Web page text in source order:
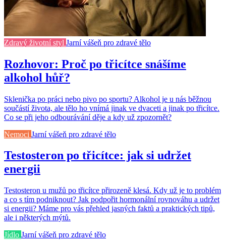
Zdravý životní styl Jarní vášeň pro zdravé tělo
Rozhovor: Proč po třicítce snášíme
alkohol hůř?
Sklenička po práci nebo pivo po sportu? Alkohol je u nás běžnou
součástí života, ale tělo ho vnímá jinak ve dvaceti a jinak po třicítce.
Co se při jeho odbourávání děje a kdy už zpozornět?
Nemoci Jarní vášeň pro zdravé tělo
Testosteron po třicítce: jak si udržet
energii
Testosteron u mužů po třicítce přirozeně klesá. Kdy už je to problém
a co s tím podniknout? Jak podpořit hormonální rovnováhu a udržet
si energii? Máme pro vás přehled jasných faktů a praktických tipů,
ale i některých mýtů.
Jídlo Jarní vášeň pro zdravé tělo